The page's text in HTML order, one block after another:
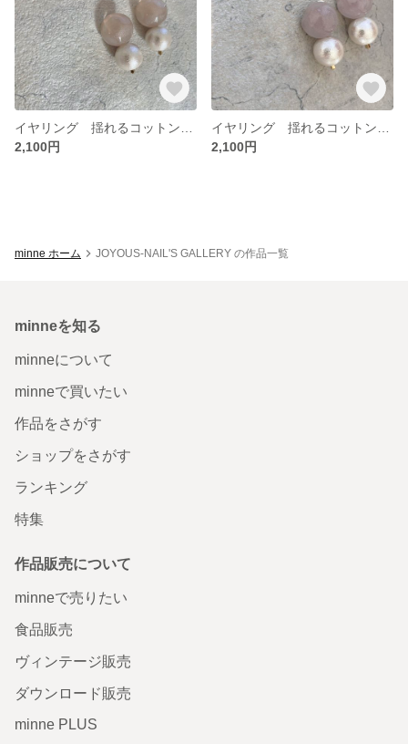
2,100円
2,100円
minne ホーム JOYOUS-NAIL'S GALLERY の作品一覧
minneを知る
minneについて
minneで買いたい
作品をさがす
ショップをさがす
ランキング
特集
作品販売について
minneで売りたい
食品販売
ヴィンテージ販売
ダウンロード販売
minne PLUS